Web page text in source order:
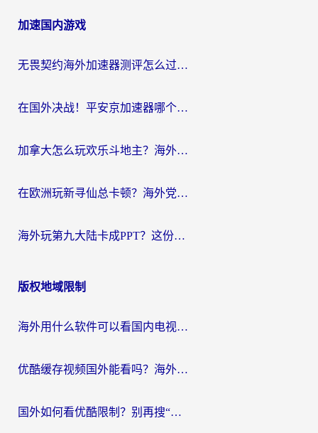
导
加速国内游戏
无畏契约海外加速器测评怎么过？海外玩家亲测实用指南（附小众技巧）
在国外决战！平安京加速器哪个好用一点？老玩家亲测番茄加速器全解析
加拿大怎么玩欢乐斗地主？海外党国服游戏加速终极指南（附绝地求生未来之役300英雄实测）
在欧洲玩新寻仙总卡顿？海外党必看的国服游戏加速全攻略
海外玩第九大陆卡成PPT？这份网络加速指南帮你丝滑上分
版权地域限制
海外用什么软件可以看国内电视？留学生亲测有效的追剧自由指南
优酷缓存视频国外能看吗？海外党追剧看片的终极解决方案来了
国外如何看优酷限制？别再搜“在日本哪个软件可以看中国电视剧”，这篇教你搞定